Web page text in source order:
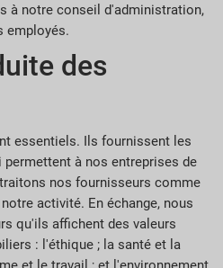
à notre conseil d'administration,
employés.
des
essentiels. Ils fournissent les
à nos entreprises de
nos fournisseurs comme
activité. En échange, nous
qu'ils affichent des valeurs
: l'éthique ; la santé et la